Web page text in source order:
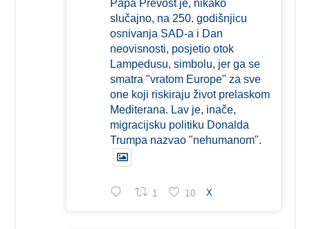
Papa Prevost je, nikako
slučajno, na 250. godišnjicu
osnivanja SAD-a i Dan
neovisnosti, posjetio otok
Lampedusu, simbolu, jer ga se
smatra "vratom Europe" za sve
one koji riskiraju život prelaskom
Mediterana. Lav je, inače,
migracijsku politiku Donalda
Trumpa nazvao "nehumanom".
1 10 X